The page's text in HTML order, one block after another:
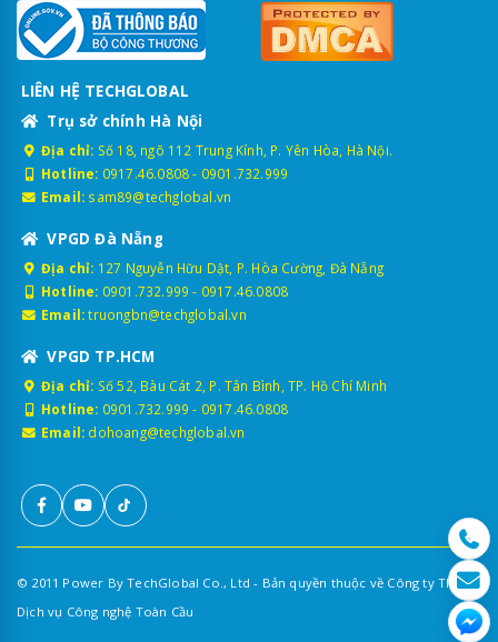
LIÊN HỆ TECHGLOBAL
Trụ sở chính Hà Nội
Địa chỉ: Số 18, ngõ 112 Trung Kính, P. Yên Hòa, Hà Nội.
Hotline: 0917.46.0808- 0901.732.999
Email: sam89@techglobal.vn
VPGD Đà Nẵng
Địa chỉ: 127 Nguyễn Hữu Dật, P. Hòa Cường, Đà Nẵng
Hotline: 0901.732.999 - 0917.46.0808
Email: truongbn@techglobal.vn
VPGD TP.HCM
Địa chỉ: Số 52, Bàu Cát 2, P. Tân Bình, TP. Hồ Chí Minh
Hotline: 0901.732.999 - 0917.46.0808
Email: dohoang@techglobal.vn
© 2011 Power By TechGlobal Co., Ltd - Bản quyền thuộc về Công ty TNHH
Dịch vụ Công nghệ Toàn Cầu